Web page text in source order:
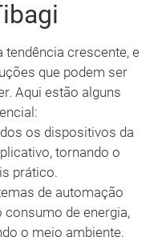
crescente, e
que podem ser
Aqui estão alguns
os dispositivos da
tornando o
prático.
de automação
de energia,
o meio ambiente.